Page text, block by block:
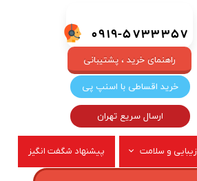
0919-5733357
زیبایی و سلامت پیشنهاد شگفت انگیز
خرید اقساطی با اسنپ پی
ارسال سریع تهران
راهنمای خرید ، پشتیبانی